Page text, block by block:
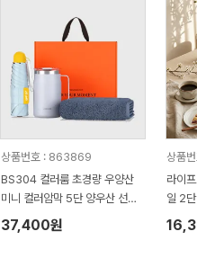
상품번호 : 863869
BS304 컬러룸 초경량 우양산
미니 컬러암막 5단 양우산 선물
세트 답례품+락앤락 텀블러세트
메트로 머그 텀블러 600ml+송
37,400원
상품
라이
일 2
보다